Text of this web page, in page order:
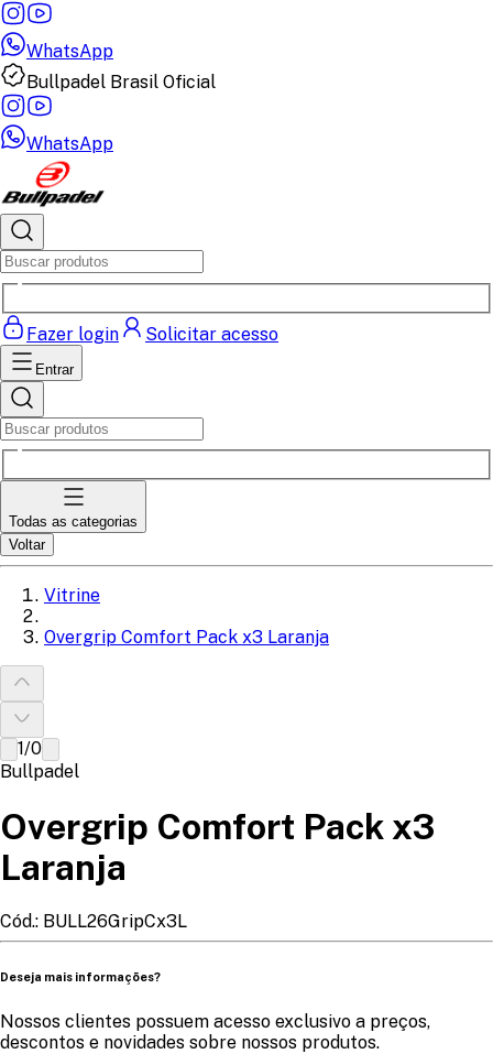
WhatsApp
Bullpadel Brasil Oficial
WhatsApp
Fazer login Solicitar acesso
Entrar
Todas as categorias
Voltar
Vitrine
Overgrip Comfort Pack x3 Laranja
1/0
Bullpadel
Overgrip Comfort Pack x3
Laranja
Cód.: BULL26GripCx3L
Deseja mais informações?
Nossos clientes possuem acesso exclusivo a preços,
descontos e novidades sobre nossos produtos.